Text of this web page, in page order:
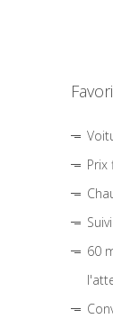
Prix
60